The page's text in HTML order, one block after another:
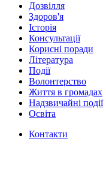
Дозвілля
Здоров'я
Історія
Консультації
Корисні поради
Література
Події
Волонтерство
Життя в громадах
Надзвичайні події
Освіта
Контакти